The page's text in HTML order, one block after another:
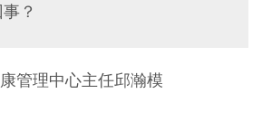
？
管理中心主任邱瀚模